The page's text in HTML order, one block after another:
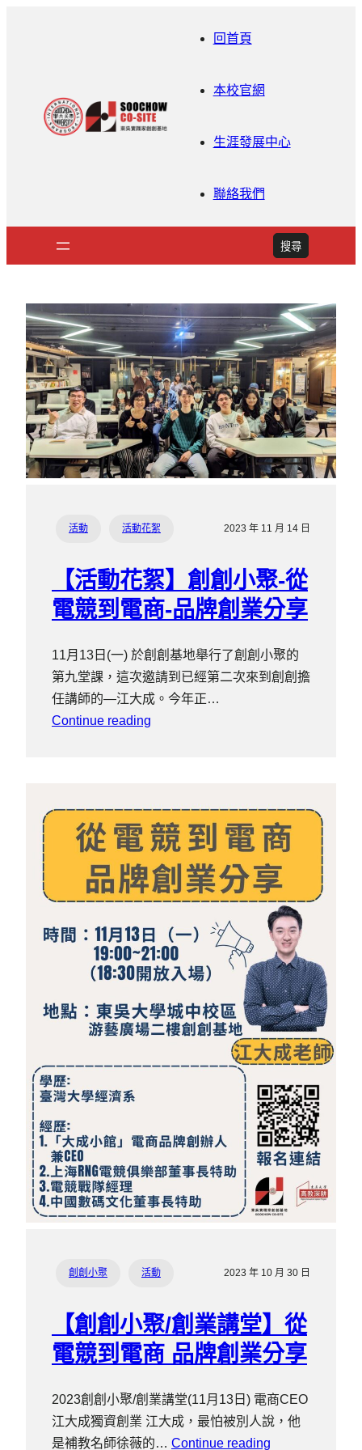
回首頁
本校官網
生涯發展中心
聯絡我們
搜
尋
搜尋
活動 活動花絮 2023 年 11 月 14 日
【活動花絮】創創小聚-從
電競到電商-品牌創業分享
11月13日(一) 於創創基地舉行了創創小聚的
第九堂課，這次邀請到已經第二次來到創創擔
任講師的—江大成。今年正…
Continue reading
創創小聚 活動 2023 年 10 月 30 日
【創創小聚/創業講堂】從
電競到電商 品牌創業分享
2023創創小聚/創業講堂(11月13日) 電商CEO
江大成獨資創業 江大成，最怕被別人說，他
是補教名師徐薇的… Continue reading